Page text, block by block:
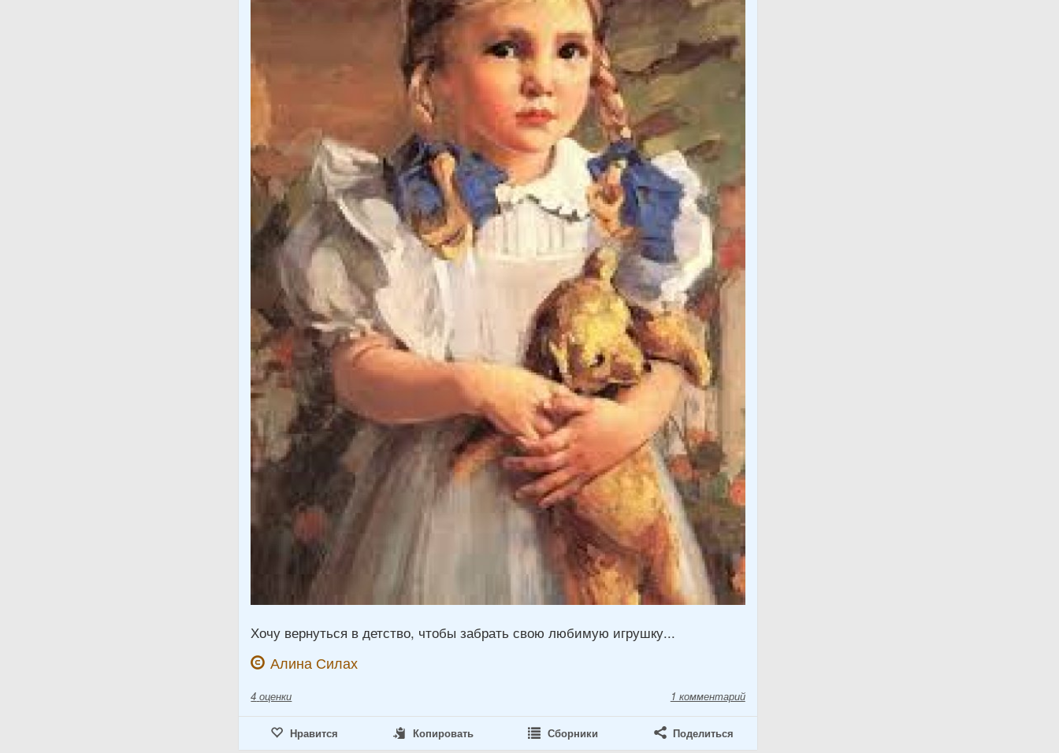
Хочу вернуться в детство, чтобы забрать свою любимую игрушку...
Алина Силах
4 оценки 1 комментарий
Нравится Копировать Сборники Поделиться